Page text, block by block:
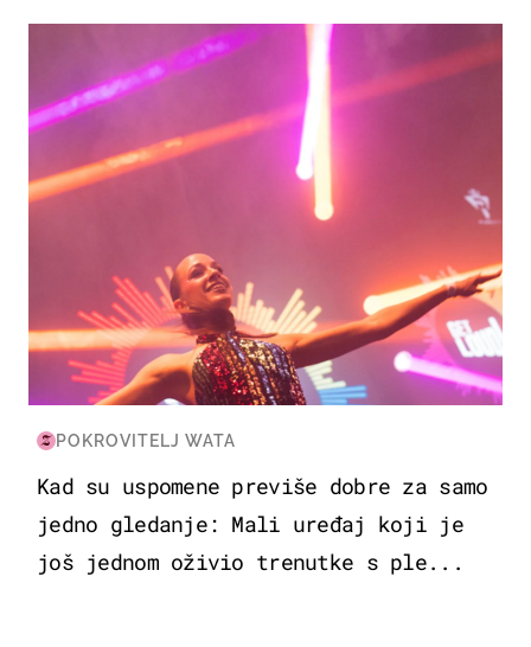
KULTURA & ZABAVA
POKROVITELJ WATA
Kad su uspomene previše dobre za samo
jedno gledanje: Mali uređaj koji je
još jednom oživio trenutke s ple...